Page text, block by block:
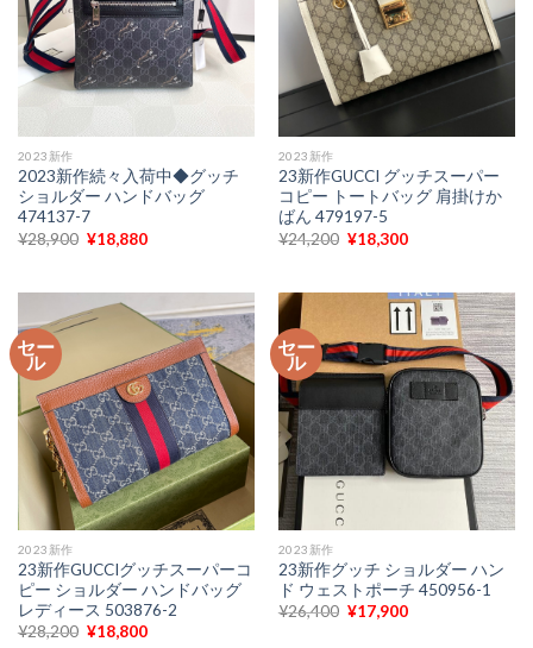
2023新作
2023新作続々入荷中◆グッチ
ショルダー ハンドバッグ
474137-7
¥28,900 元
は
¥28,900
で
た。
¥18,880現
格
は
¥18,880
で
す。
2023新作
23新作GUCCI グッチスーパー
コピー トートバッグ 肩掛けか
ばん 479197-5
¥24,200 元
は
¥24,200
し
た。
¥18,300現
格
は
¥18,300
で
す。
セー
ル
2023新作
23新作GUCCIグッチスーパーコ
ピー ショルダー ハンドバッグ
レディース 503876-2
¥28,200 元
¥18,800現
セー
ル
2023新作
23新作グッチ ショルダー ハン
ド ウェストポーチ 450956-1
¥26,400 元
¥17,900現